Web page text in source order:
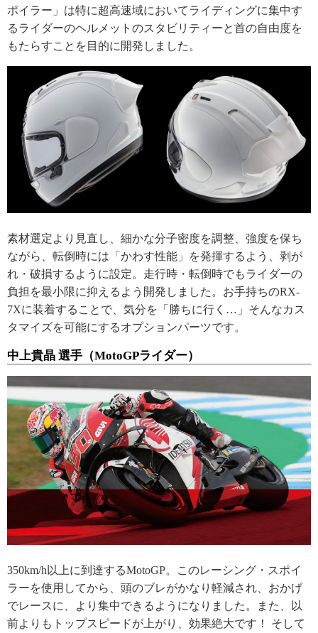
ポイラー」は特に超高速域においてライディングに集中す
るライダーのヘルメットのスタビリティーと首の自由度を
もたらすことを目的に開発しました。
素材選定より見直し、細かな分子密度を調整、強度を保ち
ながら、転倒時には「かわす性能」を発揮するよう、剥が
れ・破損するように設定。走行時・転倒時でもライダーの
負担を最小限に抑えるよう開発しました。お手持ちのRX-
7Xに装着することで、気分を「勝ちに行く…」そんなカス
タマイズを可能にするオプションパーツです。
中上貴晶 選手（MotoGPライダー）
350km/h以上に到達するMotoGP。このレーシング・スポイ
ラーを使用してから、頭のブレがかなり軽減され、おかげ
でレースに、より集中できるようになりました。また、以
前よりもトップスピードが上がり、効果絶大です！ そして